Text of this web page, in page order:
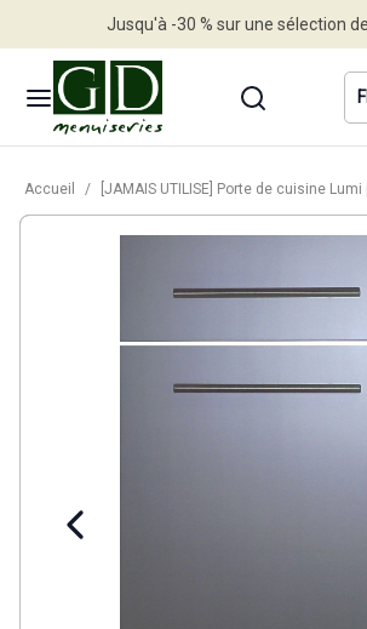
Jusqu'à -30 % sur une sélection
Accueil / [JAMAIS UTILISE] Porte de cuisine Lumi perle H700xL400 1 porte